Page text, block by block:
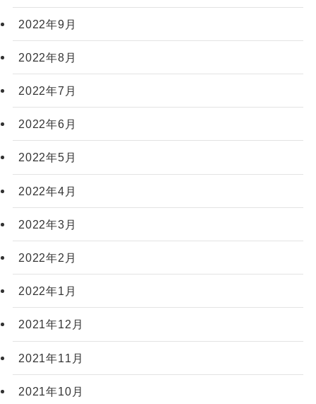
2022年9月
2022年8月
2022年7月
2022年6月
2022年5月
2022年4月
2022年3月
2022年2月
2022年1月
2021年12月
2021年11月
2021年10月